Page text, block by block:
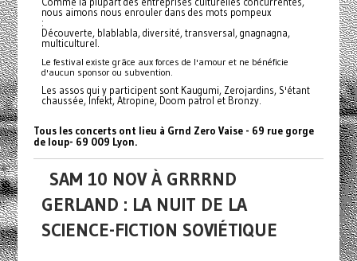
nous aimons nous enrouler dans des mots pompeux
:
Découverte, blablabla, diversité, transversal, gnagnagna,
multiculturel.
Le festival existe grâce aux forces de l'amour et ne bénéficie
d'aucun sponsor ou subvention.
Les assos qui y participent sont Kaugumi, Zerojardins, S'étant
chaussée, Infekt, Atropine, Doom patrol et Bronzy.
Tous les concerts ont lieu à Grnd Zero Vaise - 69 rue gorge
de loup- 69 009 Lyon.
SAM 10 NOV À GRRRND
GERLAND : LA NUIT DE LA
SCIENCE-FICTION SOVIÉTIQUE